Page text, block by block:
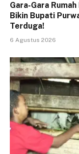
Gara-Gara
Bikin Bupati
Terduga!
6 Agustus 2026